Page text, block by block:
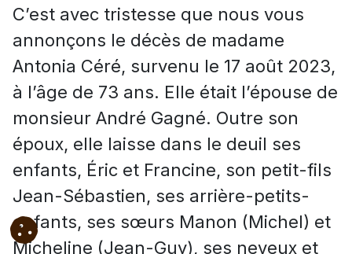
C’est avec tristesse que nous vous
annonçons le décès de madame
Antonia Céré, survenu le 17 août 2023,
à l’âge de 73 ans. Elle était l’épouse de
monsieur André Gagné. Outre son
époux, elle laisse dans le deuil ses
enfants, Éric et Francine, son petit-fils
Jean-Sébastien, ses arrière-petits-
enfants, ses sœurs Manon (Michel) et
Micheline (Jean-Guy), ses neveux et